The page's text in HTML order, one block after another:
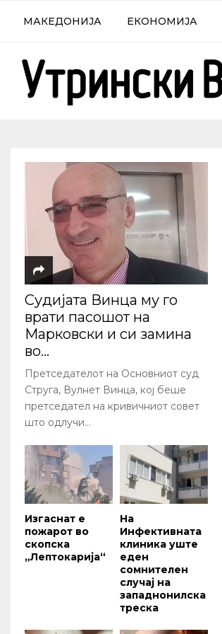
МАКЕДОНИЈА ЕКОНОМИЈА
Судијата Винца му го
врати пасошот на
Марковски и си замина
во...
Претседателот на Основниот суд
Струга, Вулнет Винца, кој беше
претседател на кривичниот совет
што одлучи...
Изгаснат е
пожарот во
скопска
„Лептокарија“
На
Инфективната
клиника уште
еден
сомнителен
случај на
западнонилска
треска